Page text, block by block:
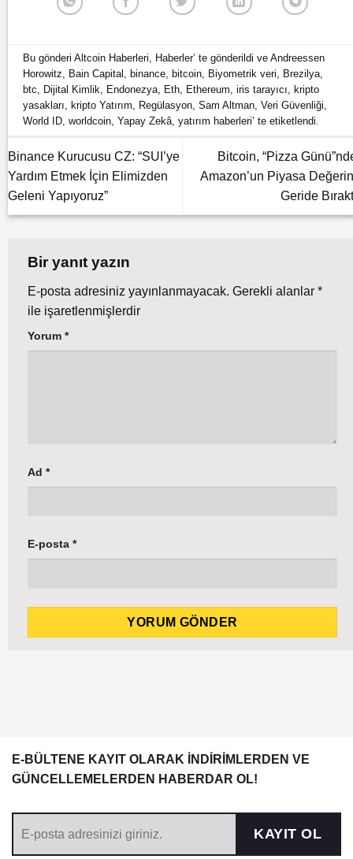
Bu gönderiAltcoin Haberleri Haberler’ te gönderildi veAndreessen
Horowitz
Bain Capital binance bitcoin Biyometrik veri Brezilya
btc
Dijital Kimlik Endonezya Eth Ethereum ,iris tarayıcı
kripto
yasakları
kripto Yatırım Regülasyon ,Sam Altman ,Veri Güvenliği
World ID ,worldcoin ,Yapay Zekâ ,yatırım haberleri’ te etiketlendi.
Binance Kurucusu CZ: “SUI’ye
Yardım Etmek İçin Elimizden
Geleni Yapıyoruz”
Bitcoin, “Pizza
Amazon’un Piyasa
Geride
Bir yanıt yazın
E-posta adresiniz yayınlanmayacak. Gerekli alanlar *
ile işaretlenmişlerdir
Yorum *
Ad *
E-posta *
E-BÜLTENE KAYIT OLARAK İNDİRİMLERDEN VE
GÜNCELLEMELERDEN HABERDAR OL!
KAYIT OL